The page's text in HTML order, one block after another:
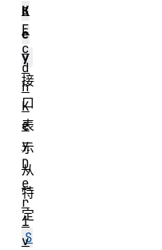
K
e
y
接
口
表
示
从
特
定
S
s
E
c
d
h
K
e
y
D
e
r
i
v